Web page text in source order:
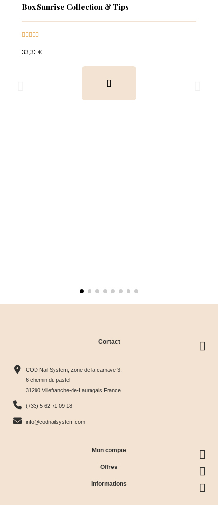
Box Sunrise Collection & Tips

33,33 €
Contact
COD Nail System, Zone de la camave 3,
6 chemin du pastel
31290 Villefranche-de-Lauragais France
(+33) 5 62 71 09 18
info@codnailsystem.com
Mon compte
Offres
Informations